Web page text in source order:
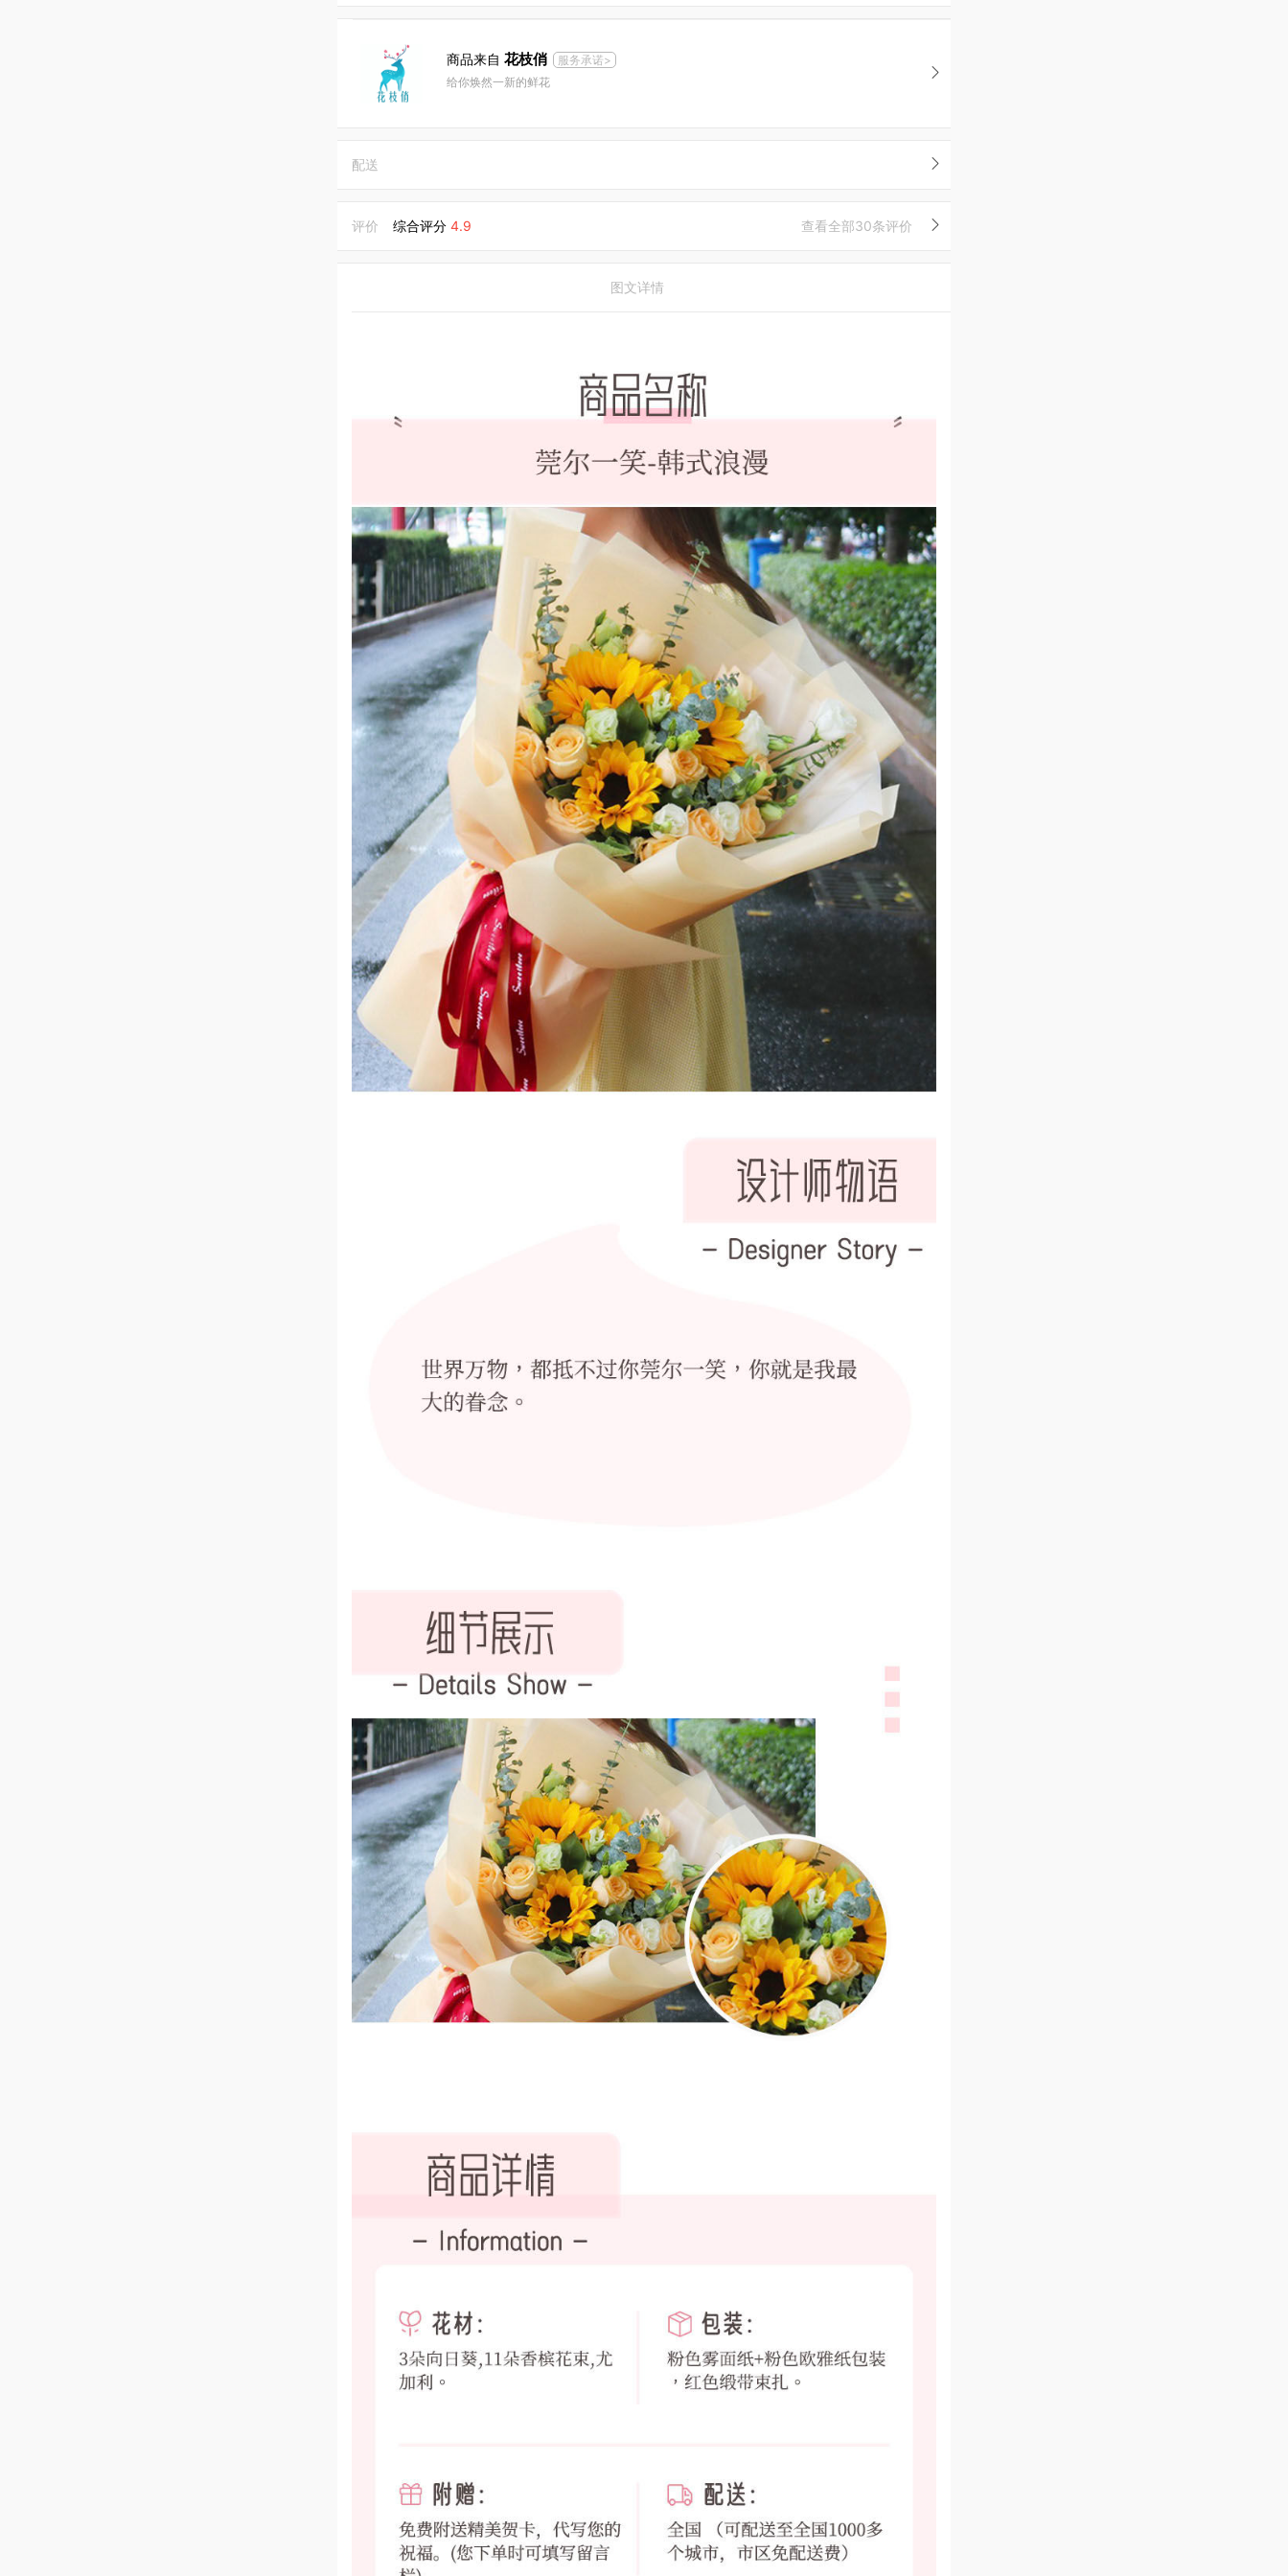
商品来自 花枝俏
服务承诺>
给你焕然一新的鲜花
配送
评价 综合评分 4.9 查看全部30条评价
图文详情